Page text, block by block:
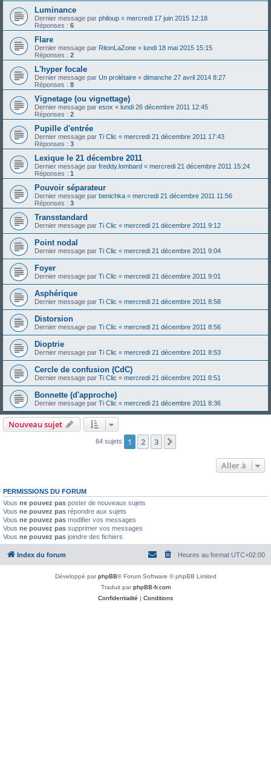
Luminance
Dernier message par philoup « mercredi 17 juin 2015 12:18
Réponses : 6
Flare
Dernier message par RitonLaZone « lundi 18 mai 2015 15:15
Réponses : 2
L'hyper focale
Dernier message par Un prolétaire « dimanche 27 avril 2014 8:27
Réponses : 8
Vignetage (ou vignettage)
Dernier message par esox « lundi 26 décembre 2011 12:45
Réponses : 2
Pupille d'entrée
Dernier message par Ti Clic « mercredi 21 décembre 2011 17:43
Réponses : 3
Lexique le 21 décembre 2011
Dernier message par freddy.lombard « mercredi 21 décembre 2011 15:24
Réponses : 1
Pouvoir séparateur
Dernier message par benichka « mercredi 21 décembre 2011 11:56
Réponses : 3
Transstandard
Dernier message par Ti Clic « mercredi 21 décembre 2011 9:12
Point nodal
Dernier message par Ti Clic « mercredi 21 décembre 2011 9:04
Foyer
Dernier message par Ti Clic « mercredi 21 décembre 2011 9:01
Asphérique
Dernier message par Ti Clic « mercredi 21 décembre 2011 8:58
Distorsion
Dernier message par Ti Clic « mercredi 21 décembre 2011 8:56
Dioptrie
Dernier message par Ti Clic « mercredi 21 décembre 2011 8:53
Cercle de confusion (CdC)
Dernier message par Ti Clic « mercredi 21 décembre 2011 8:51
Bonnette (d'approche)
Dernier message par Ti Clic « mercredi 21 décembre 2011 8:36
Nouveau sujet
64 sujets 1 2 3
Aller à
PERMISSIONS DU FORUM
Vous ne pouvez pas poster de nouveaux sujets
Vous ne pouvez pas répondre aux sujets
Vous ne pouvez pas modifier vos messages
Vous ne pouvez pas supprimer vos messages
Vous ne pouvez pas joindre des fichiers
Index du forum Heures au format UTC+02:00
Développé parphpBB® Forum Software © phpBB Limited
Traduit parphpBB-fr.com
Confidentialité
Conditions